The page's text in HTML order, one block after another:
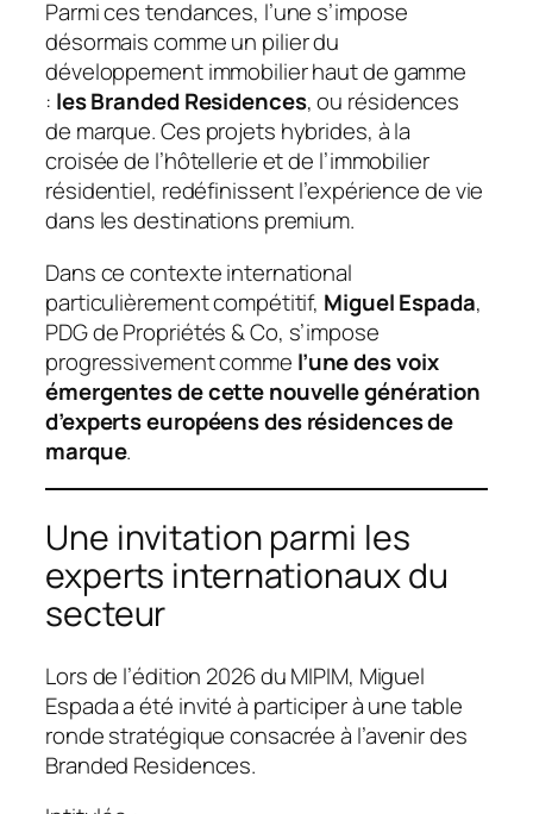
Parmi ces tendances, l’une s’impose
désormais comme un pilier du
développement immobilier haut de gamme
: les Branded Residences, ou résidences
de marque. Ces projets hybrides, à la
croisée de l’hôtellerie et de l’immobilier
résidentiel, redéfinissent l’expérience de vie
dans les destinations premium.
Dans ce contexte international
particulièrement compétitif, Miguel Espada,
PDG de Propriétés & Co, s’impose
progressivement comme l’une des voix
émergentes de cette nouvelle génération
d’experts européens des résidences de
marque.
Une invitation parmi les
experts internationaux du
secteur
Lors de l’édition 2026 du MIPIM, Miguel
Espada a été invité à participer à une table
ronde stratégique consacrée à l’avenir des
Branded Residences.